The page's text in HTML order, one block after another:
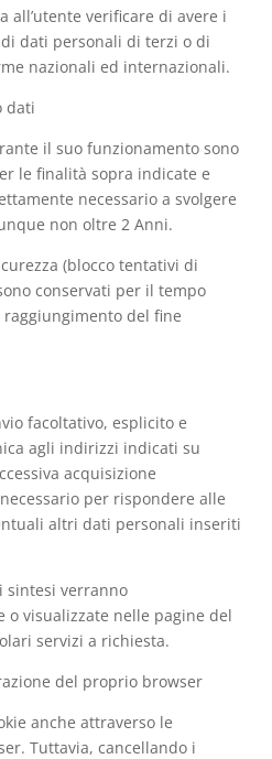
all’utente verificare di avere i
dati personali di terzi o di
nazionali ed internazionali.
dati
il suo funzionamento sono
le finalità sopra indicate e
necessario a svolgere
non oltre 2 Anni.
(blocco tentativi di
conservati per il tempo
del fine
facoltativo, esplicito e
agli indirizzi indicati su
acquisizione
per rispondere alle
altri dati personali inseriti
sintesi verranno
o visualizzate nelle pagine del
servizi a richiesta.
del proprio browser
anche attraverso le
Tuttavia, cancellando i